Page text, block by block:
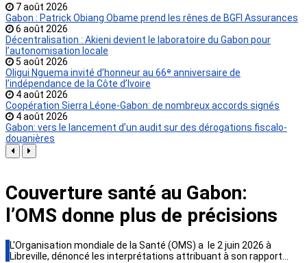
7 août 2026
Gabon : Patrick Obiang Obame prend les rênes de BGFI Assurances
6 août 2026
Décentralisation : Akieni devient le laboratoire du Gabon pour
l’autonomisation locale
5 août 2026
Oligui Nguema invité d’honneur au 66ᵉ anniversaire de
l’indépendance de la Côte d’Ivoire
4 août 2026
Coopération Sierra Léone-Gabon: de nombreux accords signés
4 août 2026
Gabon: vers le lancement d’un audit sur des dérogations fiscalo-
douanières
Couverture santé au Gabon:
l’OMS donne plus de précisions
L'Organisation mondiale de la Santé (OMS) a le 2 juin 2026 à
Libreville, dénoncé les interprétations attribuant à son rapport…